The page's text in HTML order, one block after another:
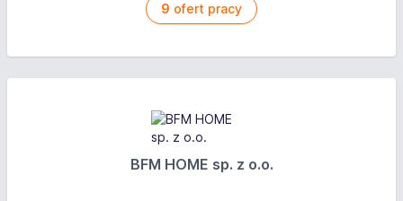
9 ofert pracy
BFM HOME sp. z o.o.